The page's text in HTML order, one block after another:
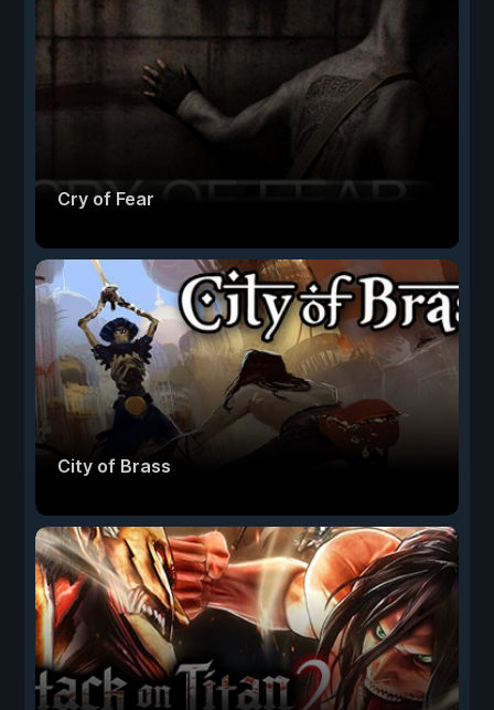
Cry of Fear
City of Brass